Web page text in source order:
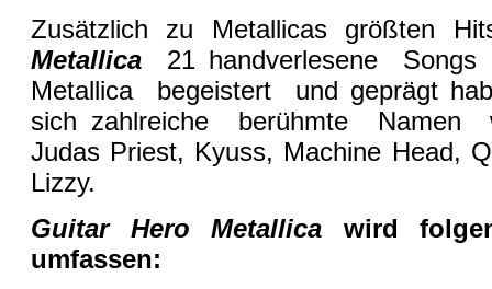
Zusätzlich zu Metallicas größten
Metallica 21 handverlesene
Metallica begeistert und geprägt
sich zahlreiche berühmte Namen
Judas Priest, Kyuss, Machine Head,
Lizzy.
Guitar Hero Metallica wird
umfassen: